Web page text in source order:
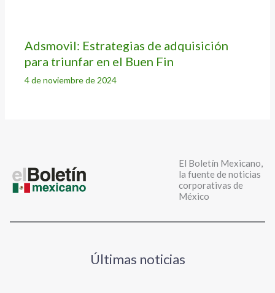
Adsmovil: Estrategias de adquisición
para triunfar en el Buen Fin
4 de noviembre de 2024
El Boletín Mexicano,
la fuente de noticias
corporativas de
México
Últimas noticias